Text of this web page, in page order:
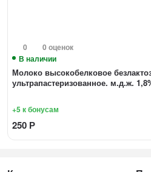
0
0 оценок
В наличии
Молоко высокобелковое
ультрапастеризованное. м.д.ж.
+5 к бонусам
250 Р